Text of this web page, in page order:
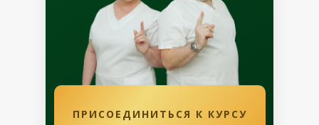
ПРИСОЕДИНИТЬСЯ К КУРСУ